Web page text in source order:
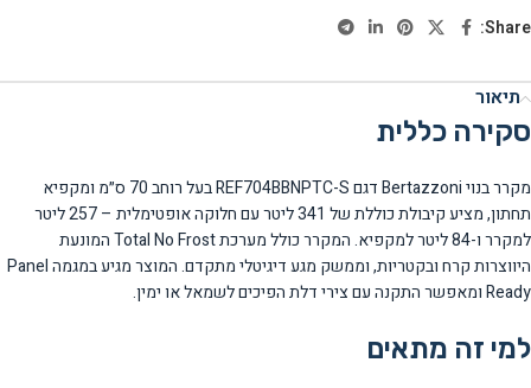
Share:
תיאור
סקירה כללית
מקרר בנוי Bertazzoni דגם REF704BBNPTC-S בעל רוחב 70 ס״מ ומקפיא
תחתון, מציע קיבולת כוללת של 341 ליטר עם חלוקה אופטימלית – 257 ליטר
למקרר ו-84 ליטר למקפיא. המקרר כולל מערכת Total No Frost המונעת
היווצרות קרח ובקטריות, וממשק מגע דיגיטלי מתקדם. המוצר מגיע במגמה Panel
Ready ומאפשר התקנה עם צירי דלת הפיכים לשמאל או ימין.
למי זה מתאים